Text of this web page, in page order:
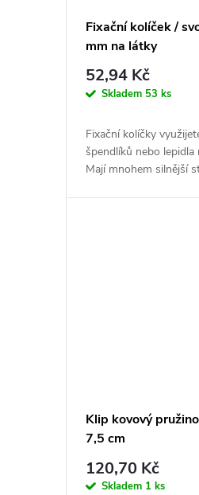
ů
Fixační kolíček /
mm na látky
52,94 Kč
Skladem 53 ks
Fixační kolíčky
špendlíků nebo lepidla
Mají mnohem silnější
Klip kovový
7,5 cm
120,70 Kč
Skladem 1 ks